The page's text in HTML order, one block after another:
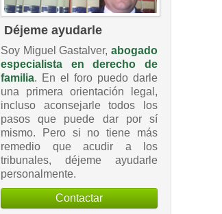
Déjeme ayudarle
Soy Miguel Gastalver, abogado
especialista en derecho de
familia. En el foro puedo darle
una primera orientación legal,
incluso aconsejarle todos los
pasos que puede dar por sí
mismo. Pero si no tiene más
remedio que acudir a los
tribunales, déjeme ayudarle
personalmente.
Contactar